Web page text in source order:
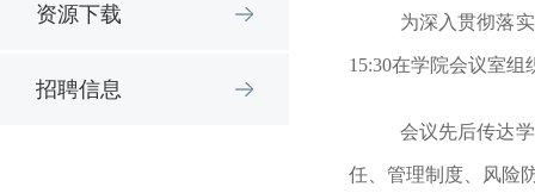
资源下载
招聘信息
为深入贯彻落
15:30在学院会议室
会议先后传达
任、管理制度、风险